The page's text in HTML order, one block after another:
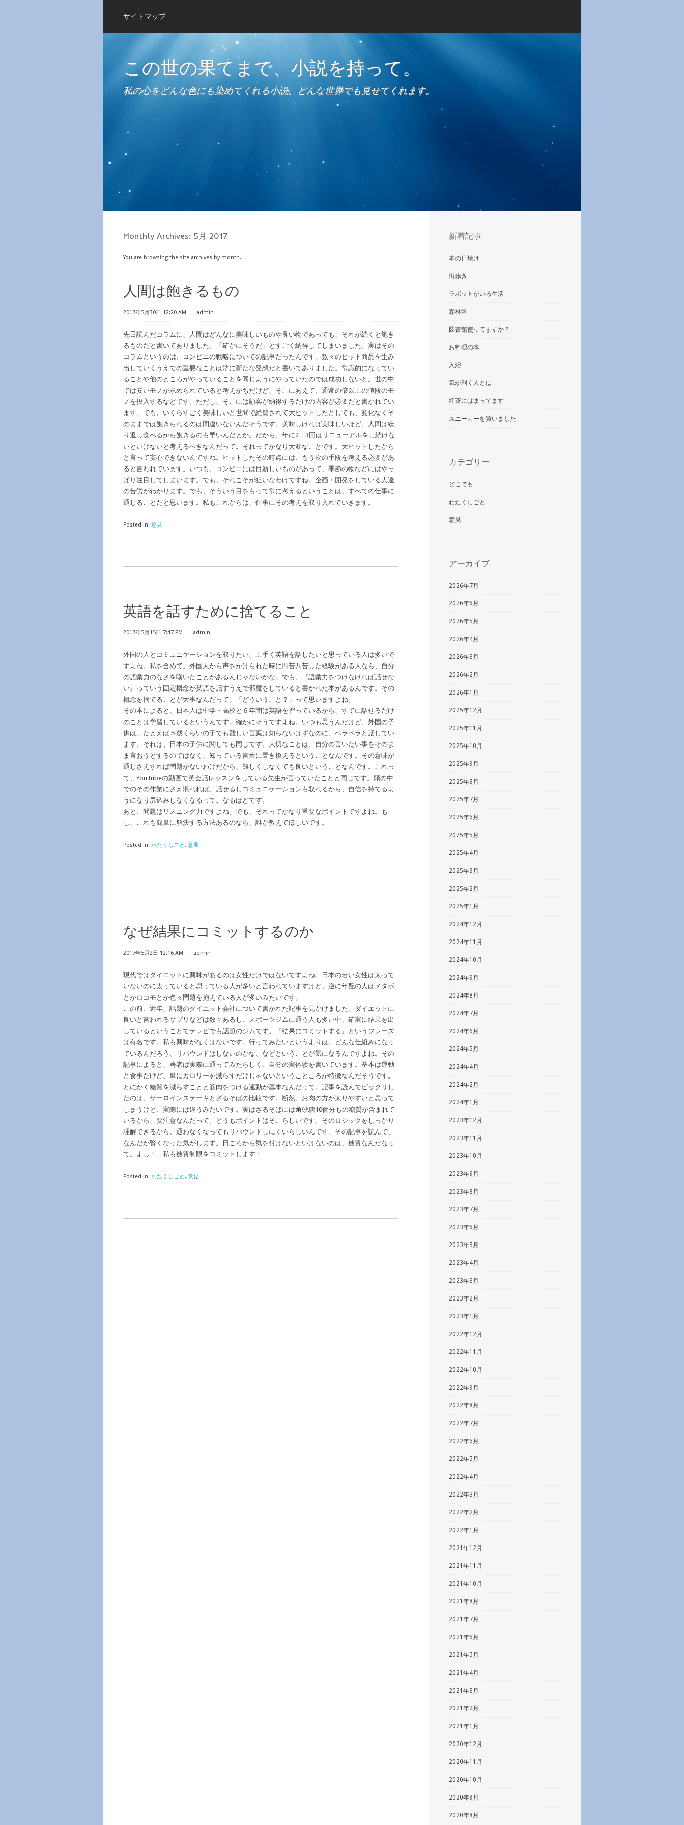
サイトマップ
この世の果てまで、小説を持って。
私の心をどんな色にも染めてくれる小説。どんな世界でも見せてくれます。
Monthly Archives: 5月 2017
You are browsing the site archives by month.
人間は飽きるもの
2017年5月30日 12:20 AM ⋅ admin
先日読んだコラムに、人間はどんなに美味しいものや良い物であっても、それが続くと飽き
るものだと書いてありました。「確かにそうだ」とすごく納得してしまいました。実はその
コラムというのは、コンビニの戦略についての記事だったんです。数々のヒット商品を生み
出していくうえでの重要なことは常に新たな発想だと書いてありました。常識的になってい
ることや他のところがやっていることを同じようにやっていたのでは成功しないと。世の中
では安いモノが求められていると考えがちだけど、そこにあえて、通常の倍以上の値段のモ
ノを投入するなどです。ただし、そこには顧客が納得するだけの内容が必要だと書かれてい
ます。でも、いくらすごく美味しいと世間で絶賛されて大ヒットしたとしても、変化なくそ
のままでは飽きられるのは間違いないんだそうです。美味しければ美味しいほど、人間は繰
り返し食べるから飽きるのも早いんだとか。だから、年に2，3回はリニューアルをし続けな
いといけないと考えるべきなんだって。それってかなり大変なことです。大ヒットしたから
と言って安心できないんですね。ヒットしたその時点には、もう次の手段を考える必要があ
ると言われています。いつも、コンビニには目新しいものがあって、季節の物などにはやっ
ぱり注目してしまいます。でも、それこそが狙いなわけですね。企画・開発をしている人達
の苦労がわかります。でも、そういう目をもって常に考えるということは、すべての仕事に
通じることだと思います。私もこれからは、仕事にその考えを取り入れていきます。
Posted in: 意見
英語を話すために捨てること
2017年5月15日 7:47 PM ⋅ admin
外国の人とコミュニケーションを取りたい、上手く英語を話したいと思っている人は多いで
すよね。私を含めて。外国人から声をかけられた時に四苦八苦した経験がある人なら、自分
の語彙力のなさを嘆いたことがあるんじゃないかな。でも、『語彙力をつけなければ話せな
い』っていう固定概念が英語を話すうえで邪魔をしていると書かれた本があるんです。その
概念を捨てることが大事なんだって。「どういうこと？」って思いますよね。
その本によると、日本人は中学・高校と６年間は英語を習っているから、すでに話せるだけ
のことは学習しているというんです。確かにそうですよね。いつも思うんだけど、外国の子
供は、たとえば５歳くらいの子でも難しい言葉は知らないはずなのに、ペラペラと話してい
ます。それは、日本の子供に関しても同じです。大切なことは、自分の言いたい事をそのま
ま言おうとするのではなく、知っている言葉に置き換えるということなんです。その意味が
通じさえすれば問題がないわけだから、難しくしなくても良いということなんです。これっ
て、YouTubeの動画で英会話レッスンをしている先生が言っていたことと同じです。頭の中
でのその作業にさえ慣れれば、話せるしコミュニケーションも取れるから、自信を持てるよ
うになり尻込みしなくなるって。なるほどです。
あと、問題はリスニング力ですよね。でも、それってかなり重要なポイントですよね。も
し、これも簡単に解決する方法あるのなら、誰か教えてほしいです。
Posted in: わたくしごと, 意見
なぜ結果にコミットするのか
2017年5月2日 12:16 AM ⋅ admin
現代ではダイエットに興味があるのは女性だけではないですよね。日本の若い女性は太って
いないのに太っていると思っている人が多いと言われていますけど、逆に年配の人はメタボ
とかロコモとか色々問題を抱えている人が多いみたいです。
この前、近年、話題のダイエット会社について書かれた記事を見かけました。ダイエットに
良いと言われるサプリなどは数々あるし、スポーツジムに通う人も多い中、確実に結果を出
しているということでテレビでも話題のジムです。『結果にコミットする』というフレーズ
は有名です。私も興味がなくはないです。行ってみたいというよりは、どんな仕組みになっ
ているんだろう、リバウンドはしないのかな、などということが気になるんですよね。その
記事によると、著者は実際に通ってみたらしく、自分の実体験を書いています。基本は運動
と食事だけど、単にカロリーを減らすだけじゃないということころが特徴なんだそうです。
とにかく糖質を減らすことと筋肉をつける運動が基本なんだって。記事を読んでビックリし
たのは、サーロインステーキとざるそばの比較です。断然、お肉の方が太りやすいと思って
しまうけど、実際には違うみたいです。実はざるそばには角砂糖10個分もの糖質が含まれて
いるから、要注意なんだって。どうもポイントはそこらしいです。そのロジックをしっかり
理解できるから、通わなくなってもリバウンドしにくいらしいんです。その記事を読んで、
なんだか賢くなった気がします。日ごろから気を付けないといけないのは、糖質なんだなっ
て。よし！ 私も糖質制限をコミットします！
Posted in: わたくしごと, 意見
新着記事
本の日焼け
街歩き
ラボットがいる生活
森林浴
図書館使ってますか？
お料理の本
入浴
気が利く人とは
紅茶にはまってます
スニーカーを買いました
カテゴリー
どこでも
わたくしごと
意見
アーカイブ
2026年7月
2026年6月
2026年5月
2026年4月
2026年3月
2026年2月
2026年1月
2025年12月
2025年11月
2025年10月
2025年9月
2025年8月
2025年7月
2025年6月
2025年5月
2025年4月
2025年3月
2025年2月
2025年1月
2024年12月
2024年11月
2024年10月
2024年9月
2024年8月
2024年7月
2024年6月
2024年5月
2024年4月
2024年2月
2024年1月
2023年12月
2023年11月
2023年10月
2023年9月
2023年8月
2023年7月
2023年6月
2023年5月
2023年4月
2023年3月
2023年2月
2023年1月
2022年12月
2022年11月
2022年10月
2022年9月
2022年8月
2022年7月
2022年6月
2022年5月
2022年4月
2022年3月
2022年2月
2022年1月
2021年12月
2021年11月
2021年10月
2021年8月
2021年7月
2021年6月
2021年5月
2021年4月
2021年3月
2021年2月
2021年1月
2020年12月
2020年11月
2020年10月
2020年9月
2020年8月